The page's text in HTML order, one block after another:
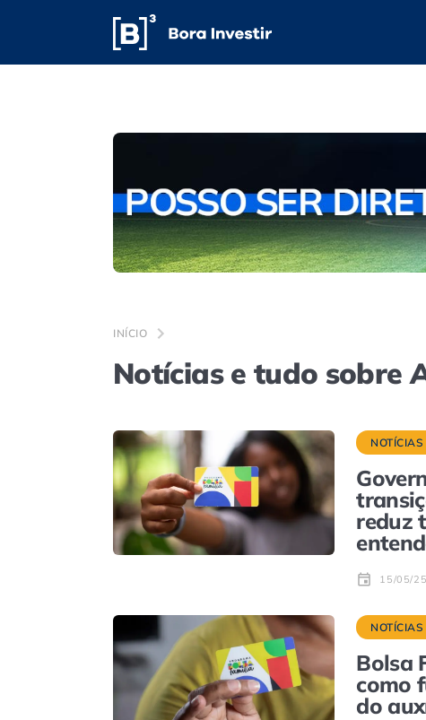
INÍCIO
Notícias e tudo sobre
NOTÍCIAS
reduz
15/05/25
NOTÍCIAS
Bolsa
como
do